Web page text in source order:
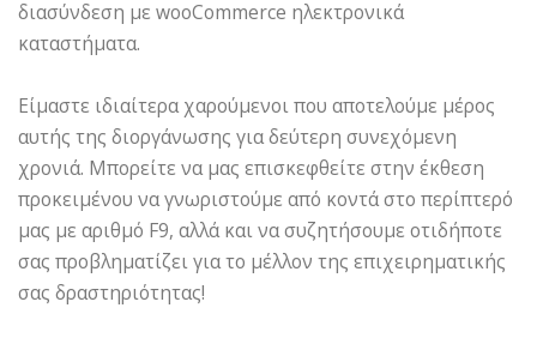
διασύνδεση με wooCommerce ηλεκτρονικά
καταστήματα.
Είμαστε ιδιαίτερα χαρούμενοι που αποτελούμε μέρος
αυτής της διοργάνωσης για δεύτερη συνεχόμενη
χρονιά. Μπορείτε να μας επισκεφθείτε στην έκθεση
προκειμένου να γνωριστούμε από κοντά στο περίπτερό
μας με αριθμό F9, αλλά και να συζητήσουμε οτιδήποτε
σας προβληματίζει για το μέλλον της επιχειρηματικής
σας δραστηριότητας!